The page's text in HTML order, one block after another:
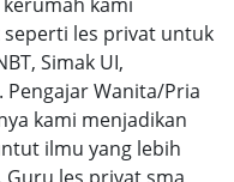
les privat untuk
Simak UI,
Wanita/Pria
kami menjadikan
ilmu yang lebih